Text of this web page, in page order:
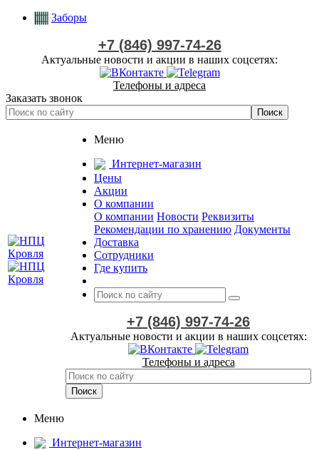
Заборы
+7 (846) 997-74-26
Актуальные новости и акции в наших соцсетях:
Телефоны и адреса
Заказать звонок
Меню
Интернет-магазин
Цены
Акции
О компании
О компании Новости Реквизиты
Рекомендации по хранению Документы
Доставка
Сотрудники
Где купить
+7 (846) 997-74-26
Актуальные новости и акции в наших соцсетях:
Телефоны и адреса
Меню
Интернет-магазин